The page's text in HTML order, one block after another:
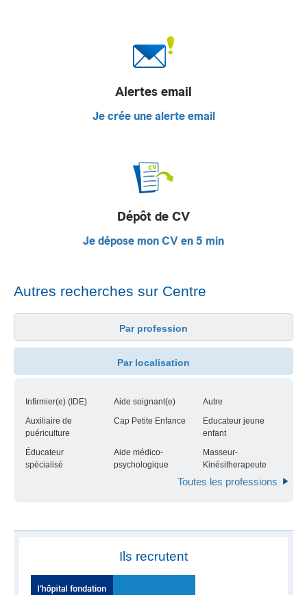
Alertes email
Je crée une alerte email
Dépôt de CV
Je dépose mon CV en 5 min
Autres recherches sur Centre
Par profession
Par localisation
Infirmier(e) (IDE) Aide soignant(e)
Autre
Auxiliaire de
puériculture
Cap Petite Enfance
Educateur jeune
enfant
Éducateur
spécialisé
Aide médico-
psychologique
Masseur-
Kinésitherapeute
Toutes les professions
Ils recrutent